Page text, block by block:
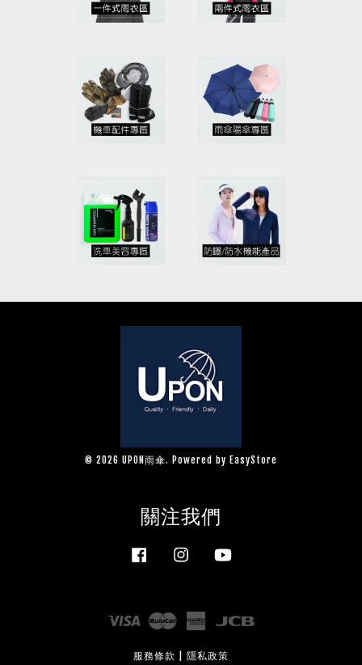
© 2026 UPON雨傘. Powered by EasyStore
關注我們
Facebook Instagram
Visa Master
American
服務條款 隱私政策